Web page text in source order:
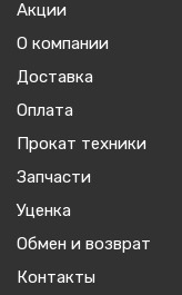
Акции
О компании
Доставка
Оплата
Прокат техники
Запчасти
Уценка
Обмен и возврат
Контакты